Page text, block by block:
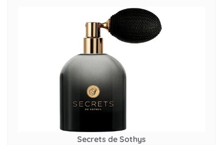
Secrets de Sothys